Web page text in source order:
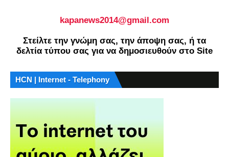
kapanews2014@gmail.com
Στείλτε την γνώμη σας, την άποψη σας, ή τα
δελτία τύπου σας για να δημοσιευθούν στο Site
HCN | Internet - Telephony